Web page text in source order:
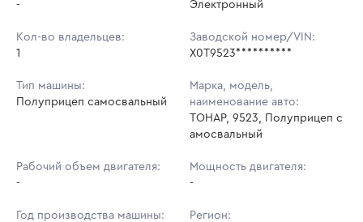
Шаг торгов: 13 482 ₽
Кол-во ставок:
Ставок не найдено
в аукционах
-
Электронный
Кол-во владельцев:
1
Заводской номер/VIN:
X0T9523**********
Тип машины:
Полуприцеп самосвальный
Марка, модель,
наименование авто:
ТОНАР, 9523, Полуприцеп с
амосвальный
Рабочий объем двигателя:
-
Мощность двигателя:
-
Год производства машины:
Регион: